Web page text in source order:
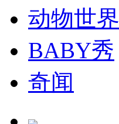
动物世界
BABY秀
奇闻